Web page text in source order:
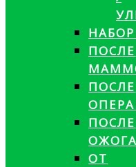
ПОСЛЕ
ПОСЛЕ
ПОСЛЕ
ОЖОГА
ОТ